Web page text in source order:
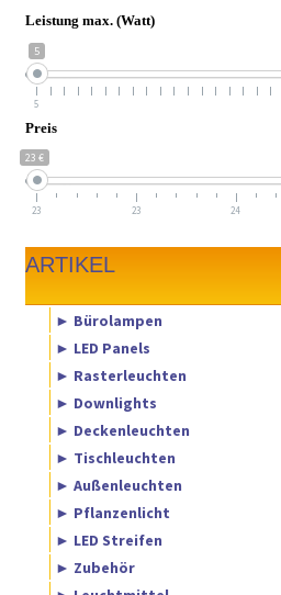
Leistung max. (Watt)
5
5
Preis
23 €
23 23 24
ARTIKEL
► Bürolampen
► LED Panels
► Rasterleuchten
► Downlights
► Deckenleuchten
► Tischleuchten
► Außenleuchten
► Pflanzenlicht
► LED Streifen
► Zubehör